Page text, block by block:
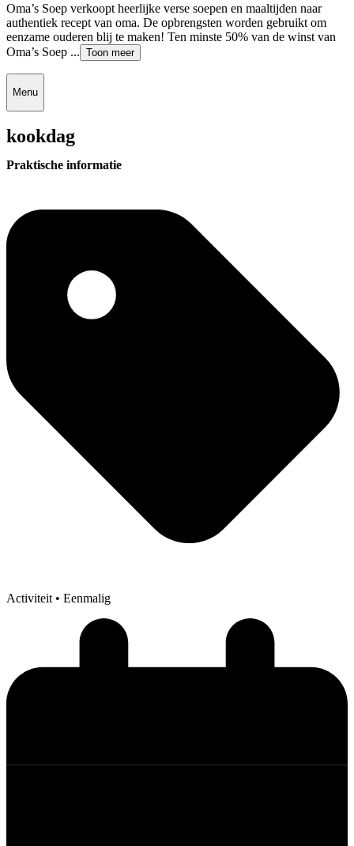
Oma’s Soep verkoopt heerlijke verse soepen en maaltijden naar
authentiek recept van oma. De opbrengsten worden gebruikt om
eenzame ouderen blij te maken! Ten minste 50% van de winst van
Oma’s Soep ... Toon meer
Menu
kookdag
Praktische informatie
Activiteit • Eenmalig